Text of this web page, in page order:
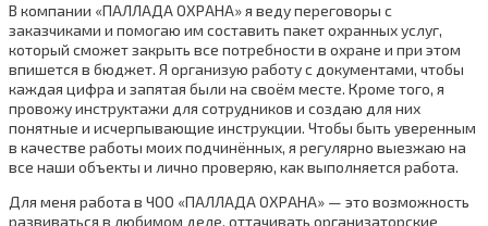
В компании «ПАЛЛАДА ОХРАНА» я веду переговоры с
заказчиками и помогаю им составить пакет охранных услуг,
который сможет закрыть все потребности в охране и при этом
впишется в бюджет. Я организую работу с документами, чтобы
каждая цифра и запятая были на своём месте. Кроме того, я
провожу инструктажи для сотрудников и создаю для них
понятные и исчерпывающие инструкции. Чтобы быть уверенным
в качестве работы моих подчинённых, я регулярно выезжаю на
все наши объекты и лично проверяю, как выполняется работа.
Для меня работа в ЧОО «ПАЛЛАДА ОХРАНА» — это возможность
развиваться в любимом деле, оттачивать организаторские